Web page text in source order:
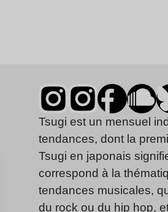
Tsugi est un mensuel
tendances, dont la
Tsugi en japonais
correspond à la
tendances musicales,
du rock ou du hip hop,